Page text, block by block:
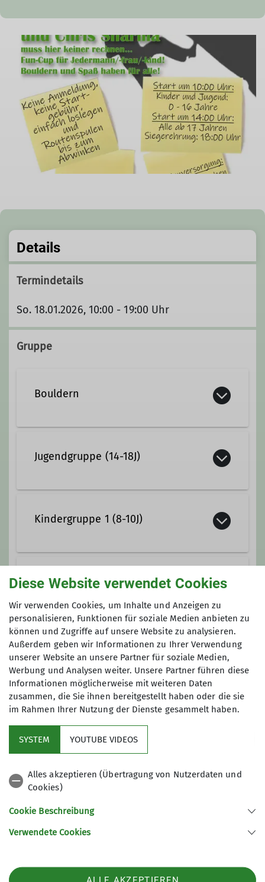
Details
Termindetails
So. 18.01.2026, 10:00 - 19:00 Uhr
Gruppe
Bouldern
Jugendgruppe (14-18J)
quatschen und an der nächsten
Kindergruppe 1 (8-10J)
Wir haben richtig Bock auf Klettern,
Bouldern, ...
Kindergruppe 2 (11-13J)
Du willst klettern lernen oder dein
Können verbessern? Dann ist die
Kindergruppe zwei perfekt für dich.
Hier werden die vorhandenen
Kenntnisse der Sicherungstechniken
weiter ausgebaut. Wer will, kann sich
auch im Vorstieg probieren. Die
Klettern
Event Highlight
Virtuelle Gruppe für die
Zusammenfassung von Events, die auf
der Homepage besonders
Sektion Paderborn des Deutschen Alpenvereins e.V.
Diese Website verwendet Cookies
Wir verwenden Cookies, um Inhalte und Anzeigen zu
personalisieren, Funktionen für soziale Medien anbieten zu
können und Zugriffe auf unsere Website zu analysieren.
Außerdem geben wir Informationen zu Ihrer Verwendung
unserer Website an unsere Partner für soziale Medien,
Werbung und Analysen weiter. Unsere Partner führen diese
Informationen möglicherweise mit weiteren Daten
zusammen, die Sie ihnen bereitgestellt haben oder die sie
im Rahmen Ihrer Nutzung der Dienste gesammelt haben.
SYSTEM YOUTUBE VIDEOS
Alles akzeptieren (Übertragung von Nutzerdaten und
Cookies)
Cookie Beschreibung
Verwendete Cookies